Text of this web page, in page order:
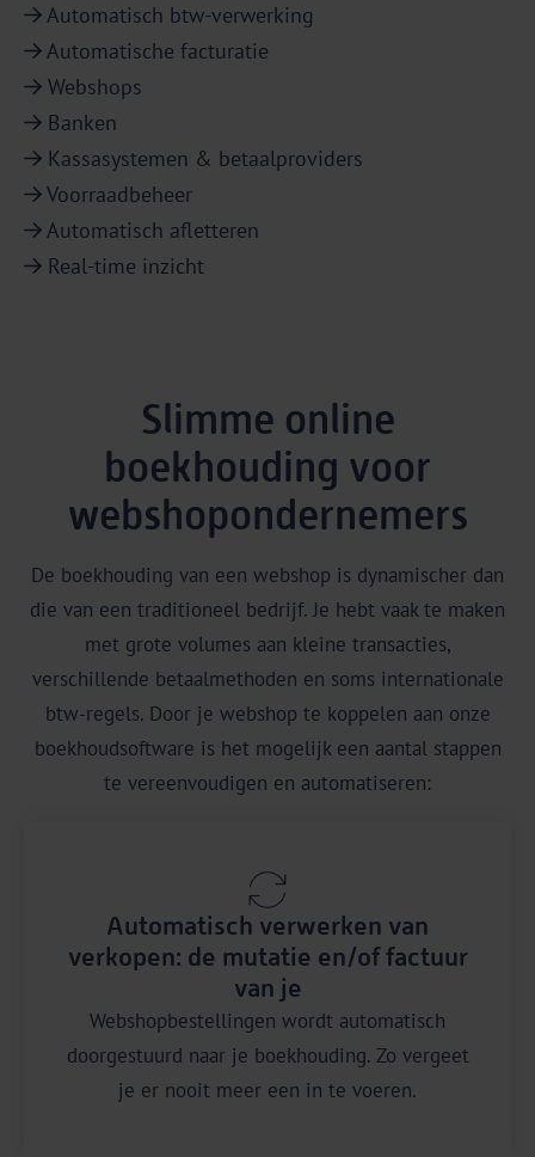
Automatisch btw-verwerking
Automatische facturatie
Webshops
Banken
Kassasystemen & betaalproviders
Voorraadbeheer
Automatisch afletteren
Real-time inzicht
Slimme online
boekhouding voor
webshopondernemers
De boekhouding van een webshop is dynamischer dan
die van een traditioneel bedrijf. Je hebt vaak te maken
met grote volumes aan kleine transacties,
verschillende betaalmethoden en soms internationale
btw-regels. Door je webshop te koppelen aan onze
boekhoudsoftware is het mogelijk een aantal stappen
te vereenvoudigen en automatiseren:
Automatisch verwerken van
verkopen: de mutatie en/of factuur
van je
Webshopbestellingen wordt automatisch
doorgestuurd naar je boekhouding. Zo vergeet
je er nooit meer een in te voeren.